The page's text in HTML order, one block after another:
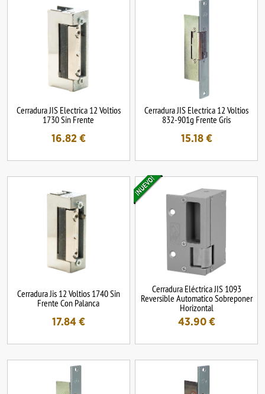
Cerradura JIS Electrica 12 Voltios
1730 Sin Frente
16.82 €
Cerradura JIS Electrica 12 Voltios
832-901g Frente Gris
15.18€
Cerradura Jis 12 Voltios 1740 Sin
Frente Con Palanca
17.84€
Cerradura Eléctrica JIS 1093
Reversible Automatico Sobreponer
Horizontal
43.90€